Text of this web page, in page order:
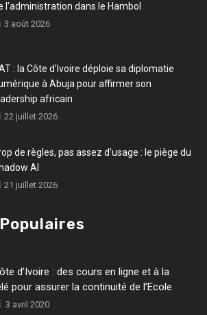
l’administration dans le Hambol
3 août 2026
: la Côte d’Ivoire déploie sa diplomatie
à Abuja pour affirmer son
africain
22 juillet 2026
de règles, pas assez d’usage : le piège du
AI
21 juillet 2026
d’Ivoire : des cours en ligne et à la
pour assurer la continuité de l’Ecole
3 avril 2020